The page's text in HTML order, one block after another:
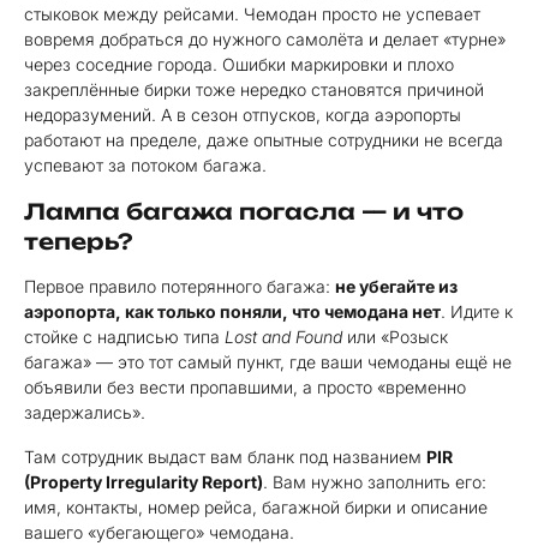
стыковок между рейсами. Чемодан просто не успевает
вовремя добраться до нужного самолёта и делает «турне»
через соседние города. Ошибки маркировки и плохо
закреплённые бирки тоже нередко становятся причиной
недоразумений. А в сезон отпусков, когда аэропорты
работают на пределе, даже опытные сотрудники не всегда
успевают за потоком багажа.
Лампа багажа погасла — и что
теперь?
Первое правило потерянного багажа: не убегайте из
аэропорта, как только поняли, что чемодана нет. Идите к
стойке с надписью типа Lost and Foundили «Розыск
багажа» — это тот самый пункт, где ваши чемоданы ещё не
объявили без вести пропавшими, а просто «временно
задержались».
Там сотрудник выдаст вам бланк под названием PIR
(Property Irregularity Report). Вам нужно заполнить его:
имя, контакты, номер рейса, багажной бирки и описание
вашего «убегающего» чемодана.